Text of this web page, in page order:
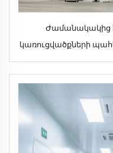
Ժամանակակից
կառուցվածքների
և դպրոցների